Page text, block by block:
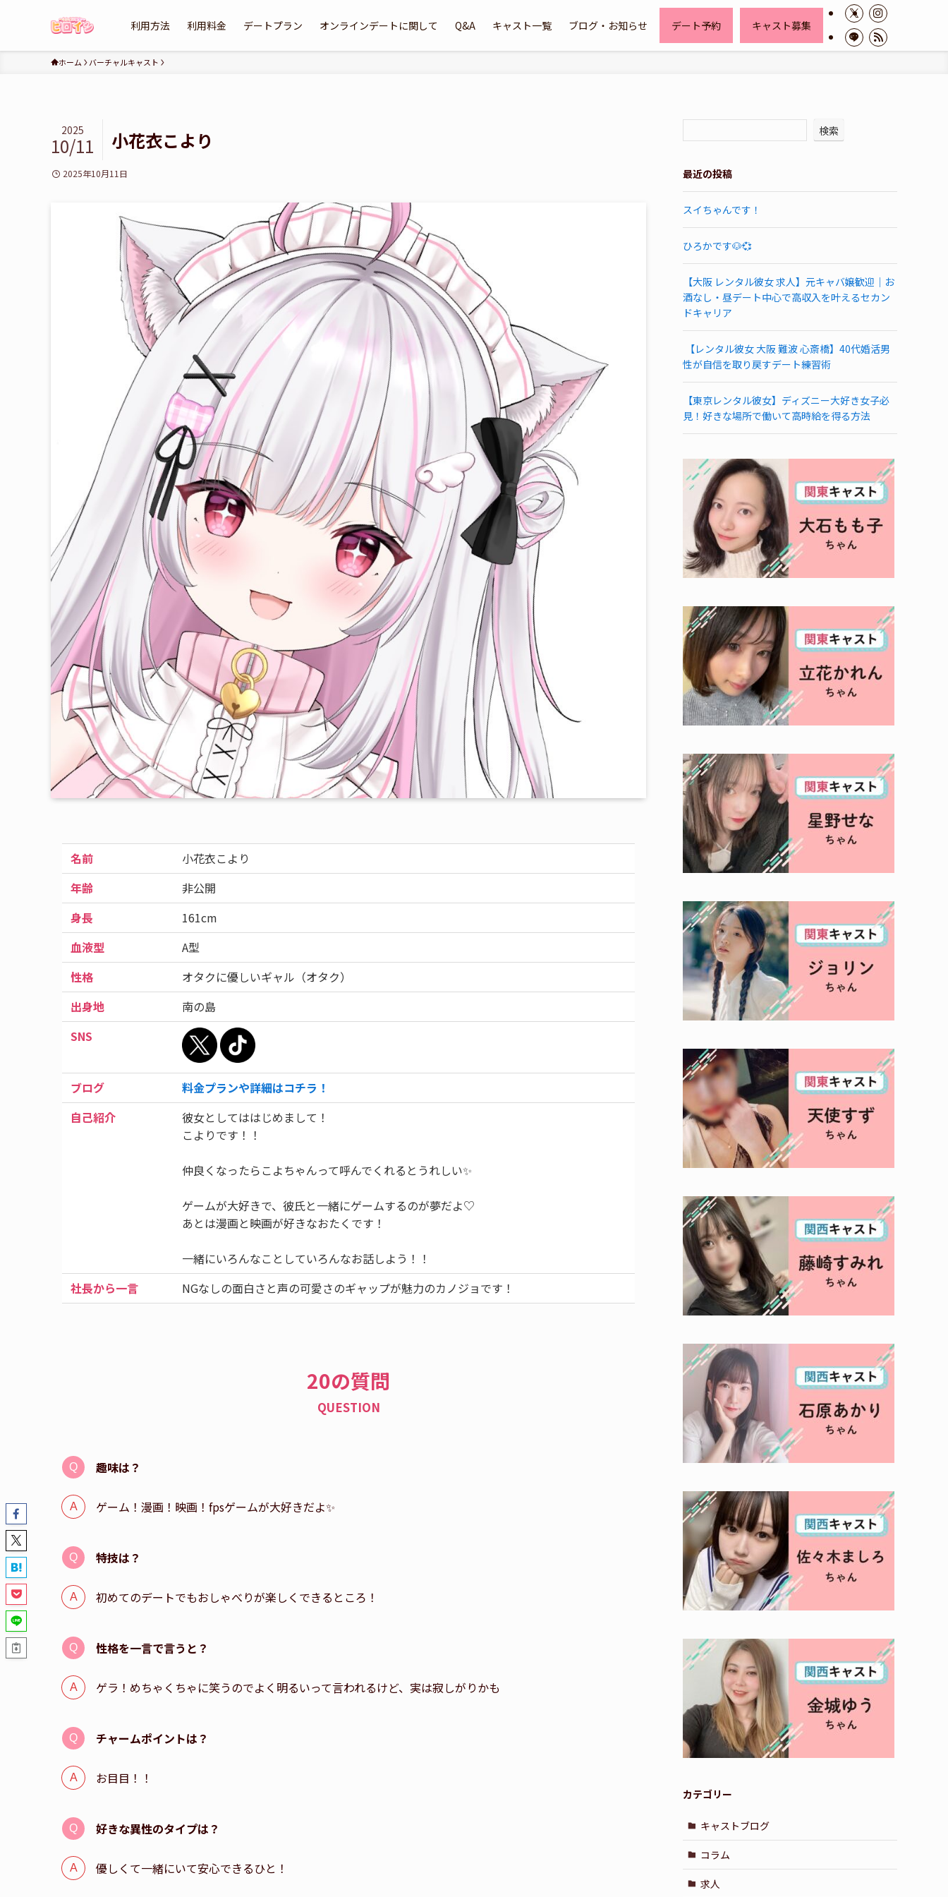
利用方法 利用料金 デートプラン オンラインデートに関して Q&A キャスト一覧 ブログ・お知らせ デート予約 キャスト募集
ホーム バーチャルキャスト
小花衣こより
2025
10/11
2025年10月11日
名前
小花衣こより
年齢
非公開
身長
161cm
血液型
A型
性格
オタクに優しいギャル（オタク）
出身地
南の島
SNS
ブログ
料金プランや詳細はコチラ！
自己紹介
彼女としてははじめまして！
こよりです！！
仲良くなったらこよちゃんって呼んでくれるとうれしい✨️
ゲームが大好きで、彼氏と一緒にゲームするのが夢だよ♡
あとは漫画と映画が好きなおたくです！
一緒にいろんなことしていろんなお話しよう！！
社長から一言
NGなしの面白さと声の可愛さのギャップが魅力のカノジョです！
20の質問
QUESTION
趣味は？
ゲーム！漫画！映画！fpsゲームが大好きだよ✨️
特技は？
初めてのデートでもおしゃべりが楽しくできるところ！
性格を一言で言うと？
ゲラ！めちゃくちゃに笑うのでよく明るいって言われるけど、実は寂しがりかも
チャームポイントは？
お目目！！
好きな異性のタイプは？
優しくて一緒にいて安心できるひと！
検索
最近の投稿
スイちゃんです！
ひろかです🐶💞
【大阪 レンタル彼女 求人】元キャバ嬢歓迎｜お
酒なし・昼デート中心で高収入を叶えるセカン
ドキャリア
【レンタル彼女 大阪 難波 心斎橋】40代婚活男
性が自信を取り戻すデート練習術
【東京レンタル彼女】ディズニー大好き女子必
見！好きな場所で働いて高時給を得る方法
カテゴリー
キャストブログ
コラム
求人